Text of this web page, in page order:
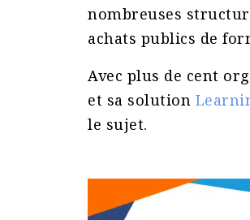
nombreuses
achats publics de
Avec plus de cent
et sa solution
le sujet.